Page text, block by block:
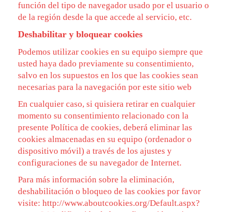
función del tipo de navegador usado por el usuario o
de la región desde la que accede al servicio, etc.
Deshabilitar y bloquear cookies
Podemos utilizar cookies en su equipo siempre que
usted haya dado previamente su consentimiento,
salvo en los supuestos en los que las cookies sean
necesarias para la navegación por este sitio web
En cualquier caso, si quisiera retirar en cualquier
momento su consentimiento relacionado con la
presente Política de cookies, deberá eliminar las
cookies almacenadas en su equipo (ordenador o
dispositivo móvil) a través de los ajustes y
configuraciones de su navegador de Internet.
Para más información sobre la eliminación,
deshabilitación o bloqueo de las cookies por favor
visite: http://www.aboutcookies.org/Default.aspx?